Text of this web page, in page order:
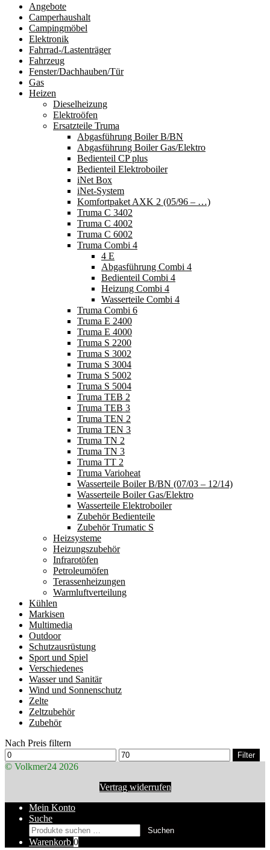
Angebote
Camperhaushalt
Campingmöbel
Elektronik
Fahrrad-/Lastenträger
Fahrzeug
Fenster/Dachhauben/Tür
Gas
Heizen
Dieselheizung
Elektroöfen
Ersatzteile Truma
Abgasführung Boiler B/BN
Abgasführung Boiler Gas/Elektro
Bedienteil CP plus
Bedienteil Elektroboiler
iNet Box
iNet-System
Komfortpaket AXK 2 (05/96 – …)
Truma C 3402
Truma C 4002
Truma C 6002
Truma Combi 4
4 E
Abgasführung Combi 4
Bedienteil Combi 4
Heizung Combi 4
Wasserteile Combi 4
Truma Combi 6
Truma E 2400
Truma E 4000
Truma S 2200
Truma S 3002
Truma S 3004
Truma S 5002
Truma S 5004
Truma TEB 2
Truma TEB 3
Truma TEN 2
Truma TEN 3
Truma TN 2
Truma TN 3
Truma TT 2
Truma Varioheat
Wasserteile Boiler B/BN (07/03 – 12/14)
Wasserteile Boiler Gas/Elektro
Wasserteile Elektroboiler
Zubehör Bedienteile
Zubehör Trumatic S
Heizsysteme
Heizungszubehör
Infrarotöfen
Petroleumöfen
Terassenheizungen
Warmluftverteilung
Kühlen
Markisen
Multimedia
Outdoor
Schutzausrüstung
Sport und Spiel
Verschiedenes
Wasser und Sanitär
Wind und Sonnenschutz
Zelte
Zeltzubehör
Zubehör
Nach Preis filtern
Min.
Preis
Max.
Preis
Filter
© Volkmer24 2026
Vertrag widerrufen
Mein Konto
Suche
Suchen
nach:
Suchen
Warenkorb 0